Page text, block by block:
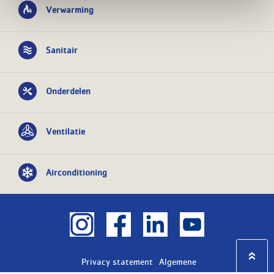
Verwarming
Sanitair
Onderdelen
Ventilatie
Airconditioning
Privacy statement Algemene